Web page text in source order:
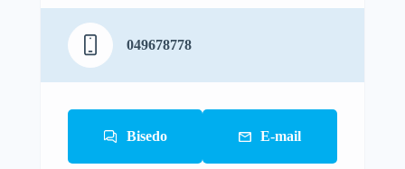
049678778
Bisedo E-mail